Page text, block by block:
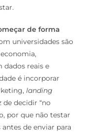
de forma
universidades são
dados reais e
é incorporar
landing
de decidir “no
por que não testar
de enviar para